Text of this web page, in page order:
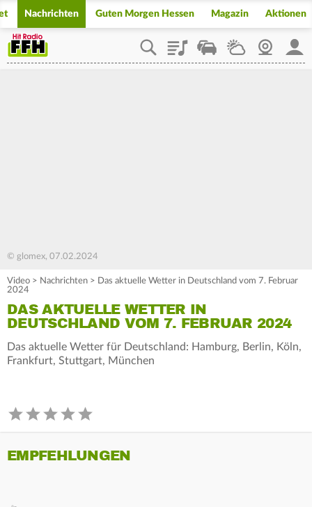
Nachrichten Guten Morgen Hessen Magazin Aktionen
PlaylistStaupilotWetterWebcam
© glomex, 07.02.2024
Video > Nachrichten > Das aktuelle Wetter in Deutschland vom 7. Februar
2024
DAS AKTUELLE WETTER IN
DEUTSCHLAND VOM 7. FEBRUAR 2024
Das aktuelle Wetter für Deutschland: Hamburg, Berlin, Köln,
Frankfurt, Stuttgart, München
EMPFEHLUNGEN